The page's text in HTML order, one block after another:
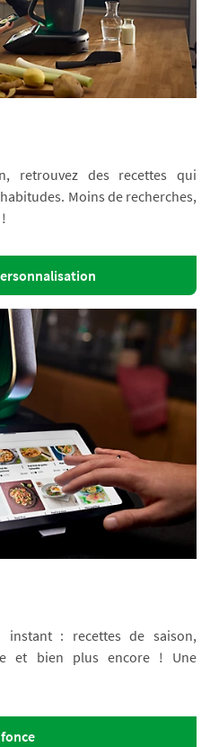
retrouvez des recettes qui
Moins de recherches,
instant : recettes de saison,
et bien plus encore ! Une